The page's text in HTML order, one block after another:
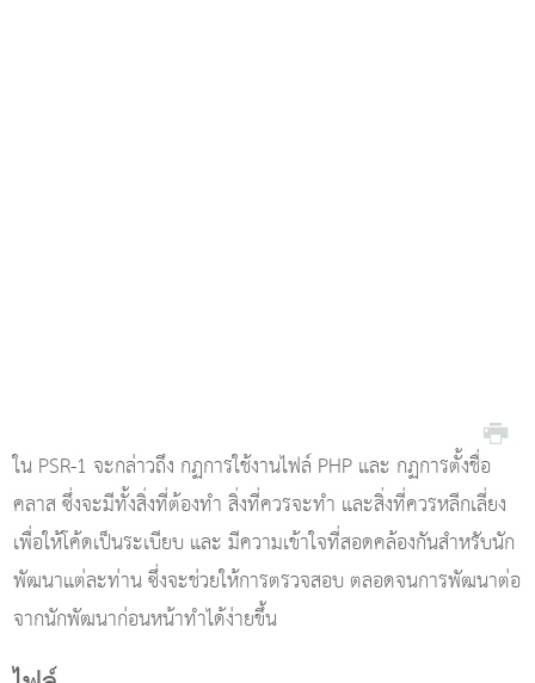
ใน PSR-1 จะกล่าวถึง กฏการใช้งานไฟล์ PHP และ กฏการตั้งชื่อ
คลาส ซึ่งจะมีทั้งสิ่งที่ต้องทำ สิ่งที่ควรจะทำ และสิ่งที่ควรหลีกเลี่ยง
เพื่อให้โค้ดเป็นระเบียบ และ มีความเข้าใจที่สอดคล้องกันสำหรับนัก
พัฒนาแต่ละท่าน ซึ่งจะช่วยให้การตรวจสอบ ตลอดจนการพัฒนาต่อ
จากนักพัฒนาก่อนหน้าทำได้ง่ายขึ้น